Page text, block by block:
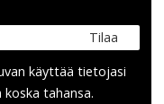
Tilaa
käyttää tietojasi
tahansa.